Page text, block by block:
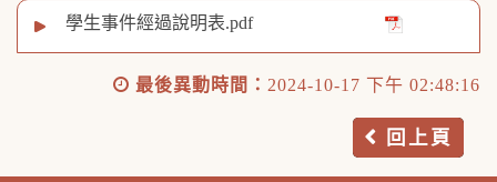
學生事件經過說明表.pdf
最後異動時間： 2024-10-17 下午 02:48:16
回上頁